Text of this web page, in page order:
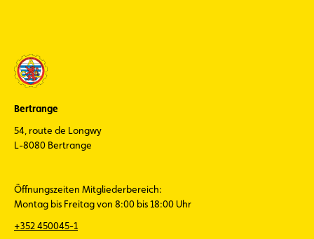
Bertrange
54, route de Longwy
L-8080 Bertrange
Öffnungszeiten Mitgliederbereich:
Montag bis Freitag von 8:00 bis 18:00 Uhr
+352 450045-1